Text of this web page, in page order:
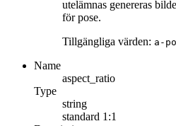
utelämnas genereras
för pose.
Tillgängliga värden: a-
Name
aspect_ratio
Type
string
standard 1:1